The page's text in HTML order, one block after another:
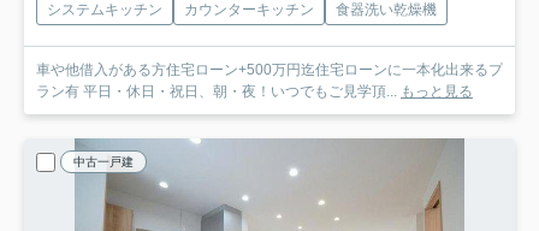
システムキッチン
カウンターキッチン 食器洗い乾燥機
車や他借入がある方住宅ローン+500万円迄住宅ローンに一本化出来るプ
ラン有 平日・休日・祝日、朝・夜！いつでもご見学頂... もっと見る
中古一戸建